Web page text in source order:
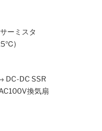
ーミスタ
DC-DC SSR
換気扇